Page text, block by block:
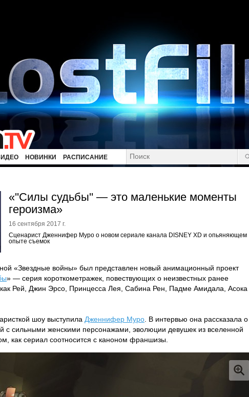
НОВИНКИ РАСПИСАНИЕ
«''Силы судьбы'' — это маленькие моменты
героизма»
16 сентября 2017 г.
Сценарист Дженнифер Муро о новом сериале канала DISNEY XD и опьяняющем
опыте съемок
«Звездные войны» был представлен новый анимационный проект
» — серия короткометражек, повествующих о неизвестных ранее
как Рей, Джин Эрсо, Принцесса Лея, Сабина Рен, Падме Амидала, Асока
шоу выступила Дженнифер Муро . В интервью она рассказала о
с сильными женскими персонажами, эволюции девушек из вселенной
как сериал соотносится с каноном франшизы.